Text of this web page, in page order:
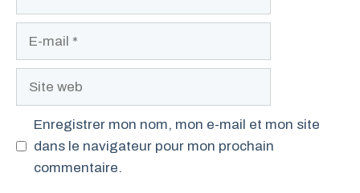
Enregistrer mon nom, mon e-mail et mon site
dans le navigateur pour mon prochain
commentaire.